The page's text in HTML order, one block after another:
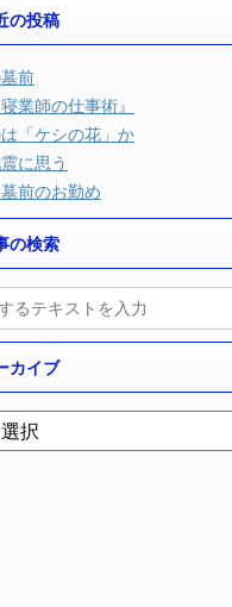
の投稿
前
業師の仕事術』
「ケシの花」か
に思う
前のお勤め
の検索
カイブ